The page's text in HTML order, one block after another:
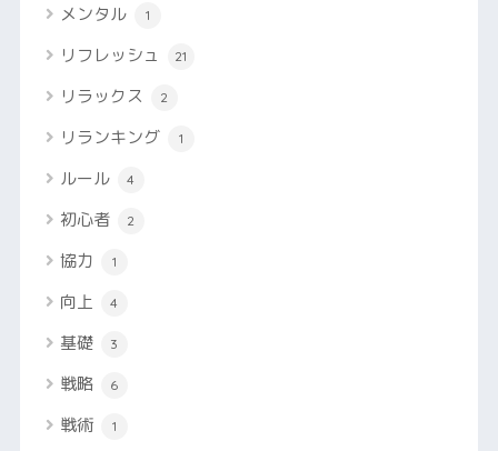
メンタル 1
リフレッシュ 21
リラックス 2
リランキング 1
ルール 4
初心者 2
協力 1
向上 4
基礎 3
戦略 6
戦術 1